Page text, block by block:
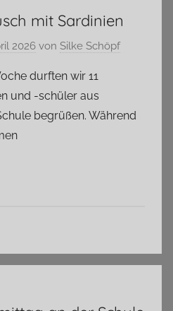
mit Sardinien
2026 von Silke Schöpf
durften wir 11
und -schüler aus
begrüßen. Während